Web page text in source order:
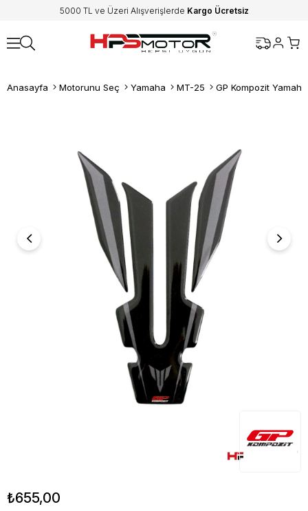
5000 TL ve Üzeri Alışverişlerde Kargo Ücretsiz
Anasayfa Motorunu Seç Yamaha MT-25
₺655,00